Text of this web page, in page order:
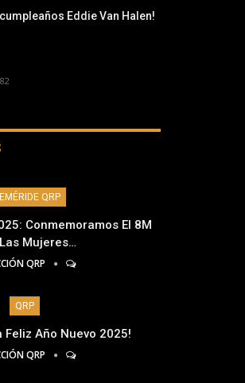
Eddie Van Halen!
QRP
Conmemoramos El 8M
Mujeres…
QRP
QRP
Feliz Año Nuevo 2025!
QRP